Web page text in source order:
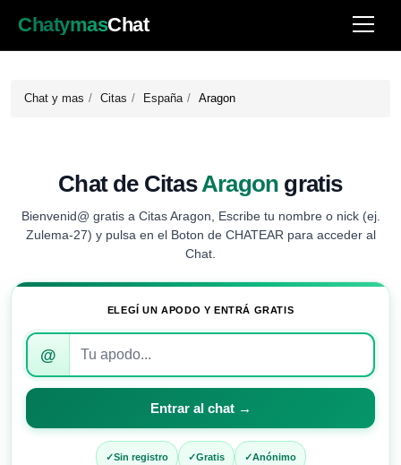
ChatymasChat
Chat y mas Citas España Aragon
Chat de CitasAragon gratis
Bienvenid@ gratis a Citas Aragon, Escribe tu nombre o nick (ej.
Zulema-27) y pulsa en el Boton de CHATEAR para acceder al
Chat.
ELEGÍ UN APODO Y ENTRÁ GRATIS
Introduce
apodo
para
entrar
@
Entrar al chat →
Sin registro Gratis Anónimo